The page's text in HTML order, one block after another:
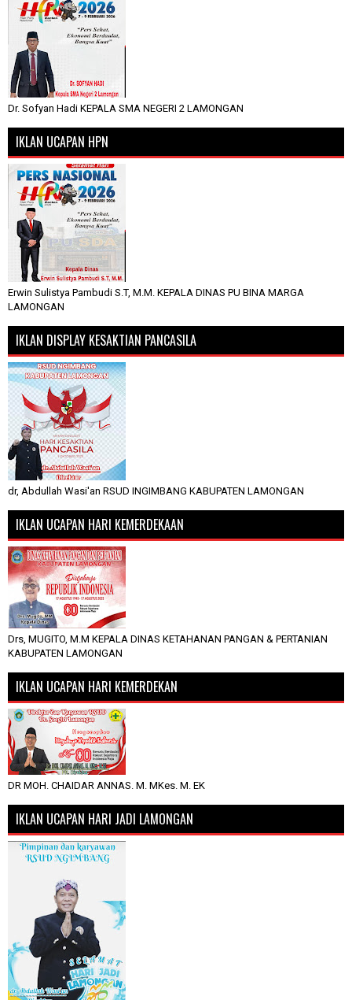
Dr. Sofyan Hadi KEPALA SMA NEGERI 2 LAMONGAN
IKLAN UCAPAN HPN
Erwin Sulistya Pambudi S.T, M.M. KEPALA DINAS PU BINA MARGA
LAMONGAN
IKLAN DISPLAY KESAKTIAN PANCASILA
dr, Abdullah Wasi'an RSUD INGIMBANG KABUPATEN LAMONGAN
IKLAN UCAPAN HARI KEMERDEKAAN
Drs, MUGITO, M.M KEPALA DINAS KETAHANAN PANGAN & PERTANIAN
KABUPATEN LAMONGAN
IKLAN UCAPAN HARI KEMERDEKAN
DR MOH. CHAIDAR ANNAS. M. MKes. M. EK
IKLAN UCAPAN HARI JADI LAMONGAN